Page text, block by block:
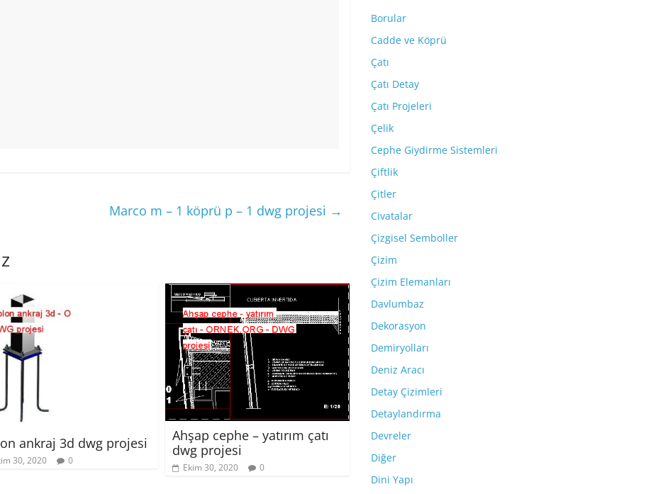
Marco m – 1 köprü p – 1 dwg projesi →
ankraj 3d dwg projesi
30, 2020 0
Ahşap cephe – yatırım çatı
dwg projesi
Ekim 30, 2020 0
Borular
Cadde ve Köprü
Çatı
Çatı Detay
Çatı Projeleri
Çelik
Cephe Giydirme Sistemleri
Çiftlik
Çitler
Civatalar
Çizgisel Semboller
Çizim
Çizim Elemanları
Davlumbaz
Dekorasyon
Demiryolları
Deniz Aracı
Detay Çizimleri
Detaylandırma
Devreler
Diğer
Dini Yapı